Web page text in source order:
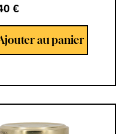
€
au panier